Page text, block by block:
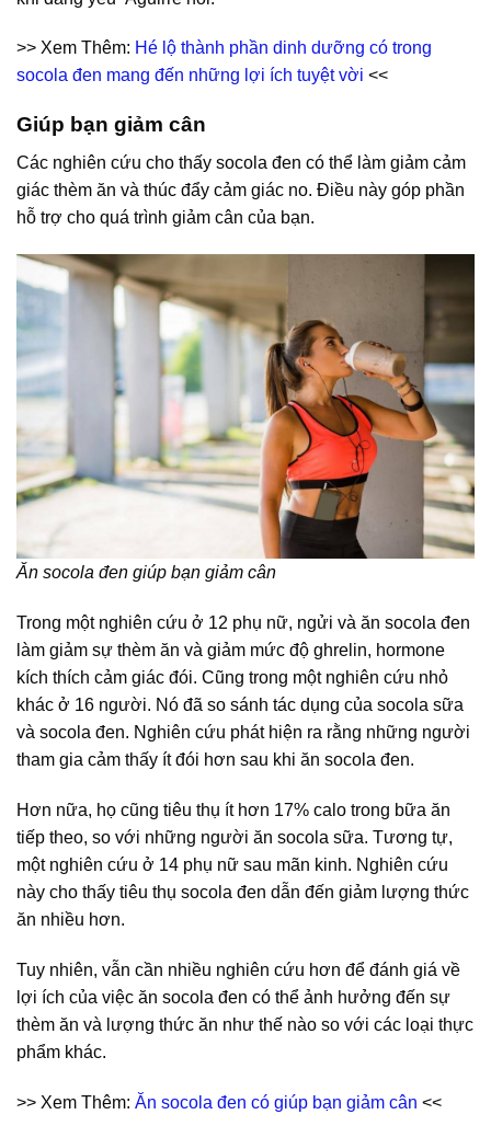
>> Xem Thêm: Hé lộ thành phần dinh dưỡng có trong
socola đen mang đến những lợi ích tuyệt vời <<
Giúp bạn giảm cân
Các nghiên cứu cho thấy socola đen có thể làm giảm cảm
giác thèm ăn và thúc đẩy cảm giác no. Điều này góp phần
hỗ trợ cho quá trình giảm cân của bạn.
Ăn socola đen giúp bạn giảm cân
Trong một nghiên cứu ở 12 phụ nữ, ngửi và ăn socola đen
làm giảm sự thèm ăn và giảm mức độ ghrelin, hormone
kích thích cảm giác đói. Cũng trong một nghiên cứu nhỏ
khác ở 16 người. Nó đã so sánh tác dụng của socola sữa
và socola đen. Nghiên cứu phát hiện ra rằng những người
tham gia cảm thấy ít đói hơn sau khi ăn socola đen.
Hơn nữa, họ cũng tiêu thụ ít hơn 17% calo trong bữa ăn
tiếp theo, so với những người ăn socola sữa. Tương tự,
một nghiên cứu ở 14 phụ nữ sau mãn kinh. Nghiên cứu
này cho thấy tiêu thụ socola đen dẫn đến giảm lượng thức
ăn nhiều hơn.
Tuy nhiên, vẫn cần nhiều nghiên cứu hơn để đánh giá về
lợi ích của việc ăn socola đen có thể ảnh hưởng đến sự
thèm ăn và lượng thức ăn như thế nào so với các loại thực
phẩm khác.
>> Xem Thêm: Ăn socola đen có giúp bạn giảm cân <<